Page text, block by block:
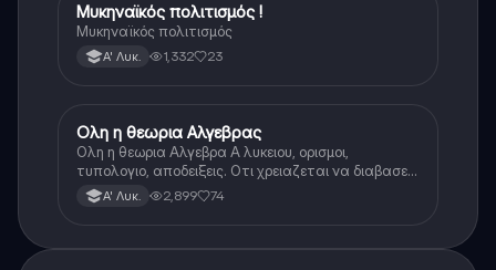
Ιστορία
Μυκηναϊκός πολιτισμός !
Μυκηναϊκός πολιτισμός
Α' Λυκ. 1,332 23
Μαθηματικά
Ολη η θεωρια Αλγεβρας
Ολη η θεωρια Αλγεβρα Α λυκειου, ορισμοι,
τυπολογιο, αποδειξεις. Οτι χρειαζεται να διαβασεις
για το θεωρητικο κομματι της αλγεβρας.
Α' Λυκ. 2,899 74